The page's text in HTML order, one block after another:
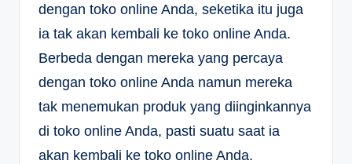
dengan toko online Anda, seketika itu juga
ia tak akan kembali ke toko online Anda.
Berbeda dengan mereka yang percaya
dengan toko online Anda namun mereka
tak menemukan produk yang diinginkannya
di toko online Anda, pasti suatu saat ia
akan kembali ke toko online Anda.